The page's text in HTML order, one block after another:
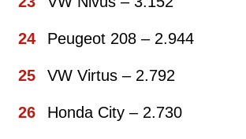
Peugeot 208 – 2.944
VW Virtus – 2.792
Honda City – 2.730